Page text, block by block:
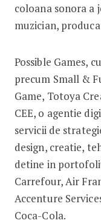
coloana sonora a
muzician,
Possible Games,
precum Small &
Game, Totoya
CEE, o agentie
servicii de
design, creatie,
detine in
Carrefour, Air
Accenture
Coca-Cola.